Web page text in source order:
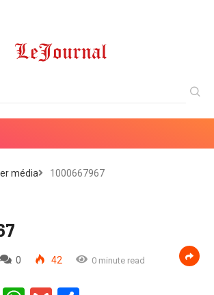
média 1000667967
0 42 0 minute read